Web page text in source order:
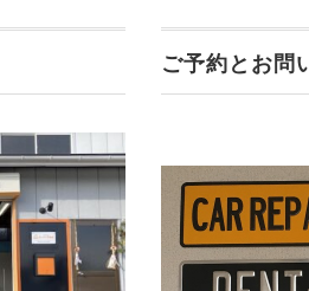
ご予約とお問